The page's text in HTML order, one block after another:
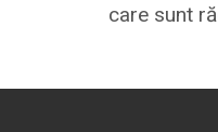
care sunt